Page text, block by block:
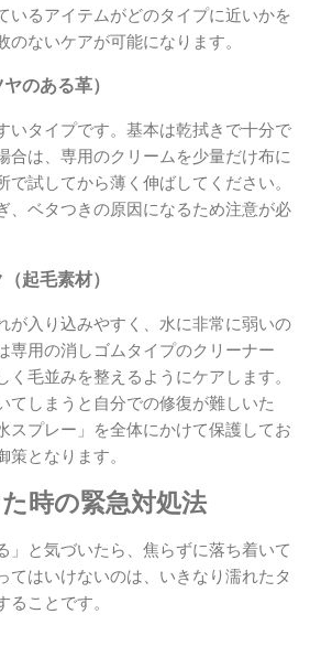
いるアイテムがどのタイプに近いかを
のないケアが可能になります。
のある革）
いタイプです。基本は乾拭きで十分で
合は、専用のクリームを少量だけ布に
で試してから薄く伸ばしてください。
、ベタつきの原因になるため注意が必
起毛素材）
が入り込みやすく、水に非常に弱いの
専用の消しゴムタイプのクリーナー
く毛並みを整えるようにケアします。
てしまうと自分での修復が難しいた
スプレー」を全体にかけて保護してお
策となります。
時の緊急対処法
」と気づいたら、焦らずに落ち着いて
てはいけないのは、いきなり濡れたタ
ことです。